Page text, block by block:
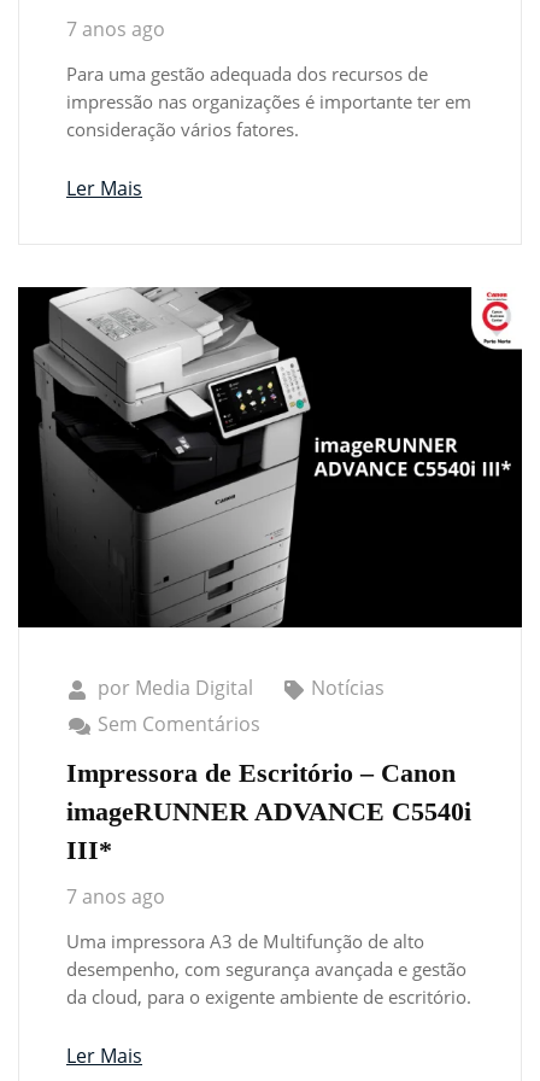
7 anos ago
Para uma gestão adequada dos recursos de
impressão nas organizações é importante ter em
consideração vários fatores.
Ler Mais
por Media Digital
Notícias
Sem Comentários
Impressora de Escritório – Canon
imageRUNNER ADVANCE C5540i
III*
7 anos ago
Uma impressora A3 de Multifunção de alto
desempenho, com segurança avançada e gestão
da cloud, para o exigente ambiente de escritório.
Ler Mais